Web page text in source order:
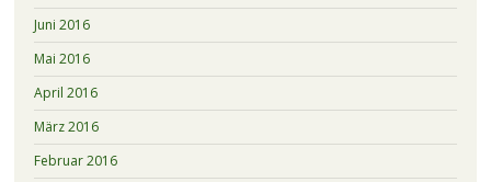
Juni 2016
Mai 2016
April 2016
März 2016
Februar 2016